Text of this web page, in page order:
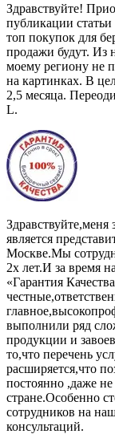
Здравствуйте!
публикации
топ покупок для
продажи будут. Из
моему региону не
на картинках. В
2,5 месяца.
L.
является
Москве.Мы
2х лет.И за время
«Гарантия
выполнили ряд
продукции и
то,что перечень
расширяется,что
постоянно ,даже
стране.Особенно
сотрудников на
консультаций.